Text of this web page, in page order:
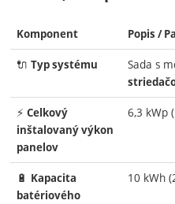
Komponent Popis /
🔌Typ systému Sada s
⚡Celkový
inštalovaný výkon
panelov
6,3 kWp
🔋 Kapacita
batériového
10 kWh